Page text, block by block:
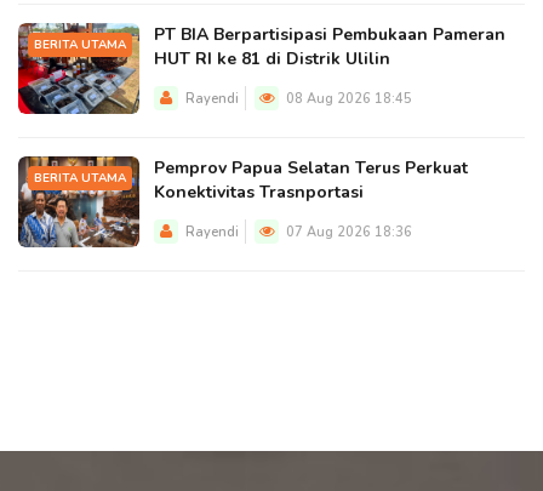
BERITA UTAMA
PT BIA Berpartisipasi Pembukaan Pameran
HUT RI ke 81 di Distrik Ulilin
Rayendi 08 Aug 2026 18:45
BERITA UTAMA
Pemprov Papua Selatan Terus Perkuat
Konektivitas Trasnportasi
Rayendi 07 Aug 2026 18:36